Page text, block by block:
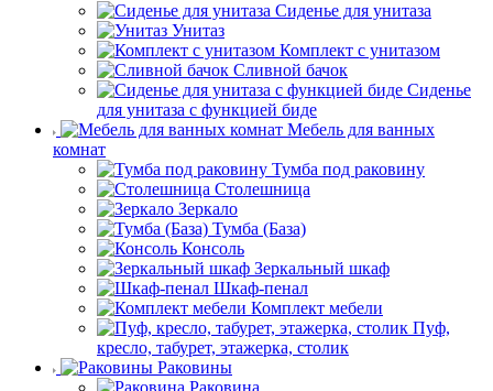
Сиденье для унитаза
Унитаз
Комплект с унитазом
Сливной бачок
Сиденье
для унитаза с функцией биде
Мебель для ванных
комнат
Тумба под раковину
Столешница
Зеркало
Тумба (База)
Консоль
Зеркальный шкаф
Шкаф-пенал
Комплект мебели
Пуф,
кресло, табурет, этажерка, столик
Раковины
Раковина